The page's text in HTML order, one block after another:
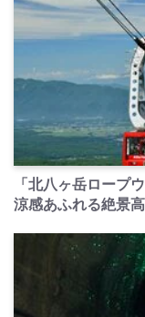
「北八ヶ岳ロープ
涼感あふれる絶景